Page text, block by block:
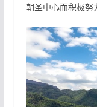
朝圣中心而积极努